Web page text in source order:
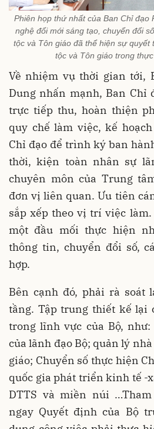
Phiên họp thứ nhất của Ban Chỉ đạo
nghệ đổi mới sáng tạo, chuyển đổi
tộc và Tôn giáo đã thể hiện sự quyết
tộc và Tôn giáo trong
Về nhiệm vụ thời gian tới,
Dung nhấn mạnh, Ban Chỉ
trực tiếp thu, hoàn thiện
quy chế làm việc, kế
Chỉ đạo để trình ký ban
thời, kiện toàn nhân sự
chuyên môn của Trung
đơn vị liên quan. Ưu tiên
sắp xếp theo vị trí việc
một đầu mối thực hiện
thông tin, chuyển đổi số,
hợp.
Bên cạnh đó, phải rà soát
tầng. Tập trung thiết kế lại
trong lĩnh vực của Bộ,
của lãnh đạo Bộ; quản lý
giáo; Chuyển số thực hiện
quốc gia phát triển kinh tế -
DTTS và miền núi
ngay Quyết định của Bộ